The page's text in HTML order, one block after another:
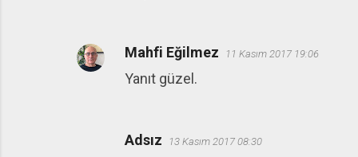
Mahfi Eğilmez 11 Kasım 2017 19:06
Yanıt güzel.
Adsız 13 Kasım 2017 08:30